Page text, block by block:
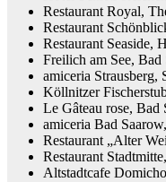
Restaurant Royal,
Restaurant
Restaurant Seaside,
Freilich am See, Bad
amiceria Strausberg,
Köllnitzer
Le Gâteau rose, Bad
amiceria Bad
Restaurant „Alter
Restaurant
Altstadtcafe